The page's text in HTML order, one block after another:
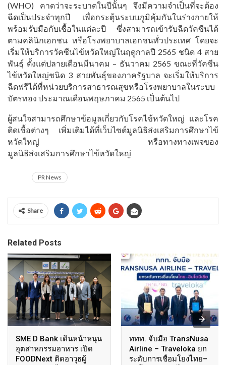
(WHO) คาดว่าจะระบาดในปีนั้นๆ จึงมีความจำเป็นที่จะต้อง
ฉีดเป็นประจำทุกปี เพื่อกระตุ้นระบบภูมิคุ้มกันในร่างกายให้
พร้อมรับมือกับเชื้อในแต่ละปี ซึ่งสามารถเข้ารับฉีดวัคซีนได้
ตามคลินิกเอกชน หรือโรงพยาบาลเอกชนทั่วประเทศ โดยจะ
เริ่มให้บริการวัคซีนไข้หวัดใหญ่ในฤดูกาลปี 2565 ชนิด 4 สาย
พันธุ์ ตั้งแต่ปลายเดือนมีนาคม – ธันวาคม 2565 ขณะที่วัคซีน
ไข้หวัดใหญ่ชนิด 3 สายพันธุ์ของภาครัฐบาล จะเริ่มให้บริการ
ฉีดฟรีได้ที่หน่วยบริการสาธารณสุขหรือโรงพยาบาลในระบบ
บัตรทอง ประมาณเดือนพฤษภาคม 2565 เป็นต้นไป
ผู้สนใจสามารถศึกษาข้อมูลเกี่ยวกับโรคไข้หวัดใหญ่ และโรค
ติดเชื้อต่างๆ เพิ่มเติมได้ที่เว็บไซต์มูลนิธิส่งเสริมการศึกษาไข้
หวัดใหญ่
หรือทางทางเพจของ
มูลนิธิส่งเสริมการศึกษาไข้หวัดใหญ่
PR News
Share
Related Posts
SME D Bank เดินหน้าหนุน
อุตสาหกรรมอาหาร เปิด
FOODNext ติดอาวุธผู้
ททท. จับมือ TransNusa
Airline – Traveloka ยก
ระดับการเชื่อมโยงไทย–